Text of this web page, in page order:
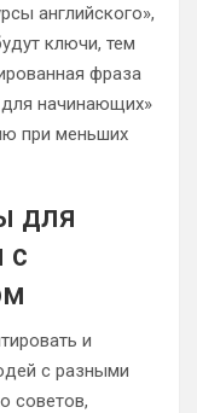
английского»,
ключи, тем
фраза
для начинающих»
при меньших
для
с
и
с разными
советов,